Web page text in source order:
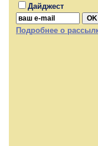
Дайджест
Подробнее о